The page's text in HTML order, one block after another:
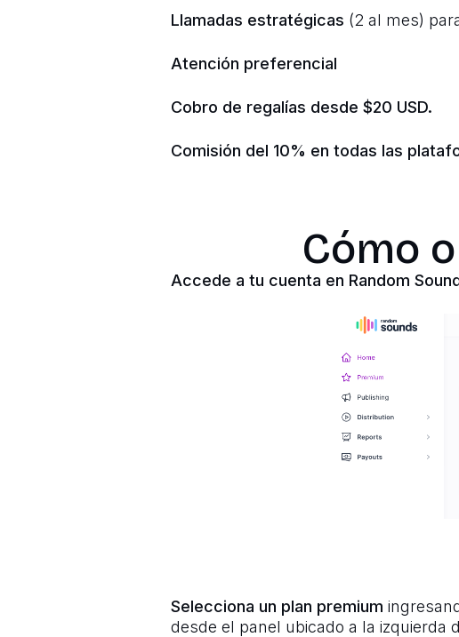
Llamadas estratégicas (2 al mes)
Atención preferencial
Cobro de regalías desde $20 USD.
Comisión del 10% en todas las
Cómo
Accede a tu cuenta en Random
Selecciona un plan premium
desde el panel ubicado a la izquierda